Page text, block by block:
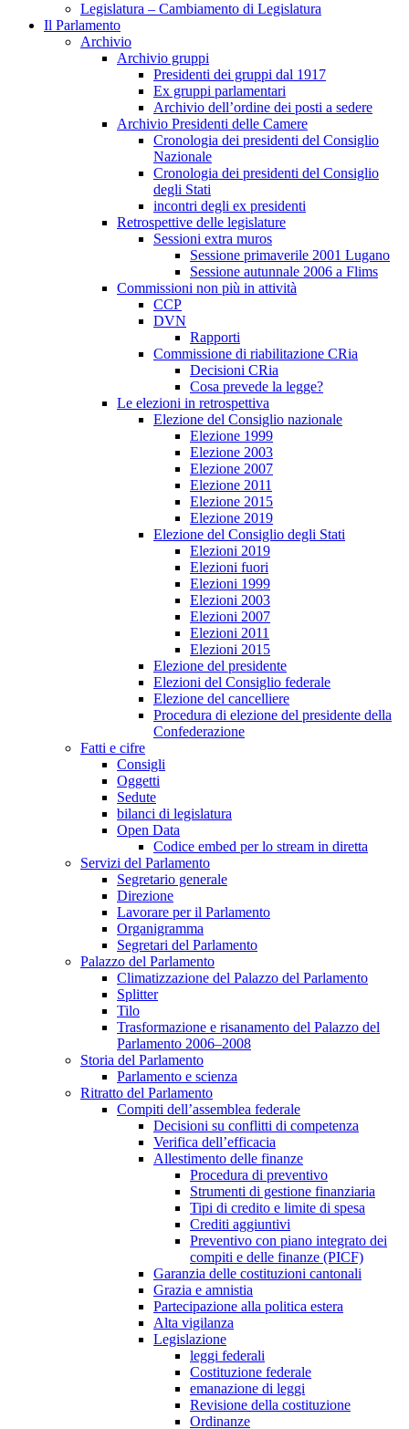
Legislatura – Cambiamento di Legislatura
Il Parlamento
Archivio
Archivio gruppi
Presidenti dei gruppi dal 1917
Ex gruppi parlamentari
Archivio dell’ordine dei posti a sedere
Archivio Presidenti delle Camere
Cronologia dei presidenti del Consiglio
Nazionale
Cronologia dei presidenti del Consiglio
degli Stati
incontri degli ex presidenti
Retrospettive delle legislature
Sessioni extra muros
Sessione primaverile 2001 Lugano
Sessione autunnale 2006 a Flims
Commissioni non più in attività
CCP
DVN
Rapporti
Commissione di riabilitazione CRia
Decisioni CRia
Cosa prevede la legge?
Le elezioni in retrospettiva
Elezione del Consiglio nazionale
Elezione 1999
Elezione 2003
Elezione 2007
Elezione 2011
Elezione 2015
Elezione 2019
Elezione del Consiglio degli Stati
Elezioni 2019
Elezioni fuori
Elezioni 1999
Elezioni 2003
Elezioni 2007
Elezioni 2011
Elezioni 2015
Elezione del presidente
Elezioni del Consiglio federale
Elezione del cancelliere
Procedura di elezione del presidente della
Confederazione
Fatti e cifre
Consigli
Oggetti
Sedute
bilanci di legislatura
Open Data
Codice embed per lo stream in diretta
Servizi del Parlamento
Segretario generale
Direzione
Lavorare per il Parlamento
Organigramma
Segretari del Parlamento
Palazzo del Parlamento
Climatizzazione del Palazzo del Parlamento
Splitter
Tilo
Trasformazione e risanamento del Palazzo del
Parlamento 2006–2008
Storia del Parlamento
Parlamento e scienza
Ritratto del Parlamento
Compiti dell’assemblea federale
Decisioni su conflitti di competenza
Verifica dell’efficacia
Allestimento delle finanze
Procedura di preventivo
Strumenti di gestione finanziaria
Tipi di credito e limite di spesa
Crediti aggiuntivi
Preventivo con piano integrato dei
compiti e delle finanze (PICF)
Garanzia delle costituzioni cantonali
Grazia e amnistia
Partecipazione alla politica estera
Alta vigilanza
Legislazione
leggi federali
Costituzione federale
emanazione di leggi
Revisione della costituzione
Ordinanze